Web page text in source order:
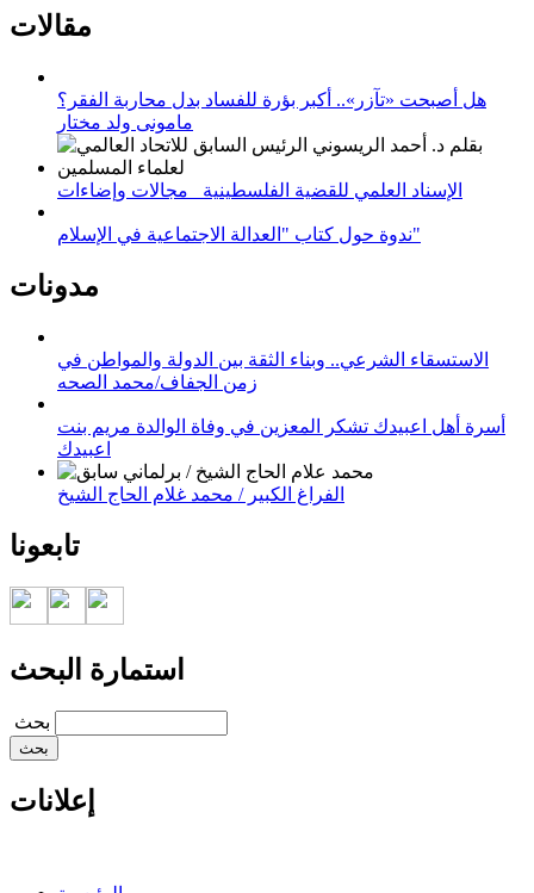
مقالات
هل أصبحت «تآزر».. أكبر بؤرة للفساد بدل محاربة الفقر؟
مامونى ولد مختار
الإسناد العلمي للقضية الفلسطينية_ مجالات وإضاءات
ندوة حول كتاب "العدالة الاجتماعية في الإسلام"
مدونات
الاستسقاء الشرعي.. وبناء الثقة بين الدولة والمواطن في
زمن الجفاف/محمد الصحه
أسرة أهل اعبيدك تشكر المعزين في وفاة الوالدة مريم بنت
اعبيدك
الفراغ الكبير / محمد غلام الحاج الشيخ
تابعونا
استمارة البحث
‏بحث ‏
إعلانات